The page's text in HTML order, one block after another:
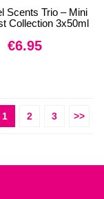
Scents Trio – Mini
Collection 3x50ml
€6.95
1 2 3 >>